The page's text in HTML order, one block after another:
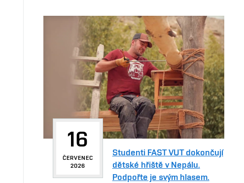
16
ČERVENEC
2026
Studenti FAST VUT dokončují
dětské hřiště v Nepálu.
Podpořte je svým hlasem.